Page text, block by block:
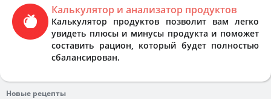
Калькулятор и анализатор продуктов
Калькулятор продуктов позволит вам легко
увидеть плюсы и минусы продукта и поможет
составить рацион, который будет полностью
сбалансирован.
Новые рецепты